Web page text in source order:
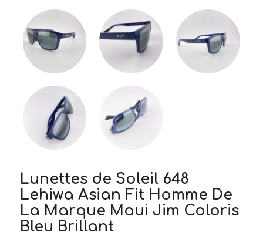
Lunettes de Soleil 648
Lehiwa Asian Fit Homme De
La Marque Maui Jim Coloris
Bleu Brillant